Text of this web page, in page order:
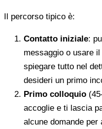
Il percorso tipico è:
Contatto iniziale:
messaggio o usare
spiegare tutto nel
desideri un primo
Primo colloquio
accoglie e ti lascia
alcune domande